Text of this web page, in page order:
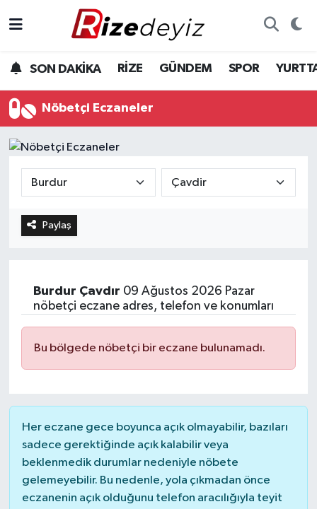
SON DAKİKA RİZE GÜNDEM SPOR
Nöbetçi Eczaneler
Paylaş
Burdur Çavdır 09 Ağustos 2026 Pazar
nöbetçi eczane adres, telefon ve konumları
Bu bölgede nöbetçi bir eczane bulunamadı.
Her eczane gece boyunca açık olmayabilir, bazıları
sadece gerektiğinde açık kalabilir veya
beklenmedik durumlar nedeniyle nöbete
gelemeyebilir. Bu nedenle, yola çıkmadan önce
eczanenin açık olduğunu telefon aracılığıyla teyit
Gündem
Yurttan Haberler
Teknoloji
Sağlık
Rize Hava Durumu
Rize Trafik Yoğunluk Haritası
Tüm Manşetler
Son Dakika Haberleri